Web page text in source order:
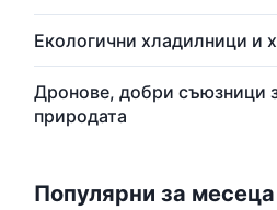
Екологични хладилници и
Дронове, добри съюзници
природата
Популярни за месеца